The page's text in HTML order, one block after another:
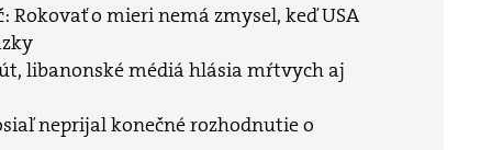
Rokovať o mieri nemá zmysel, keď USA
libanonské médiá hlásia mŕtvych aj
neprijal konečné rozhodnutie o